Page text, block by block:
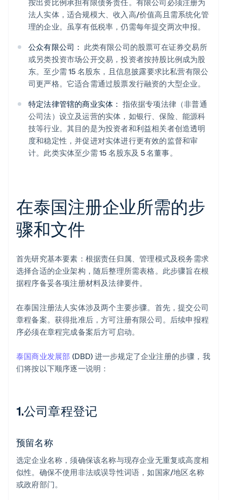
按出资比例承担有限债务责任。有限公司必须注册为
法人实体，适合规模大、收入高/价值高且需系统化管
理的企业。虽享有低税率，仍需每年提交两次申报。
公众有限公司： 此类有限公司的股票可在证券交易所
或另类投资市场公开交易，投资者按持股比例成为股
东。至少需 15 名股东，且信息披露要求比私营有限公
司更严格。它适合需通过股票发行融资的大型企业。
特定法律管辖的商业实体： 指依据专项法律（非普通
公司法）设立及运营的实体，如银行、保险、能源科
技等行业。其目的是为投资者和利益相关者创造透明
度和稳定性，并促进对实体进行更有效的监督和审
计。此类实体至少需 15 名股东及 5 名董事。
在泰国注册企业所需的步
骤和文件
首先研究基本要素：根据责任归属、管理模式及税务需求
选择合适的企业架构，随后整理所需表格。此步骤旨在根
据程序备妥各项注册材料及法律要件。
在泰国注册法人实体涉及两个主要步骤。首先，提交公司
章程备案。获得批准后，方可注册有限公司。后续申报程
序必须在章程完成备案后方可启动。
泰国商业发展部 (DBD) 进一步规定了企业注册的步骤，我
们将按以下顺序逐一说明：
1.公司章程登记
预留名称
选定企业名称，须确保该名称与现存企业无重复或高度相
似性。确保不使用非法或误导性词语，如国家/地区名称
或政府部门。